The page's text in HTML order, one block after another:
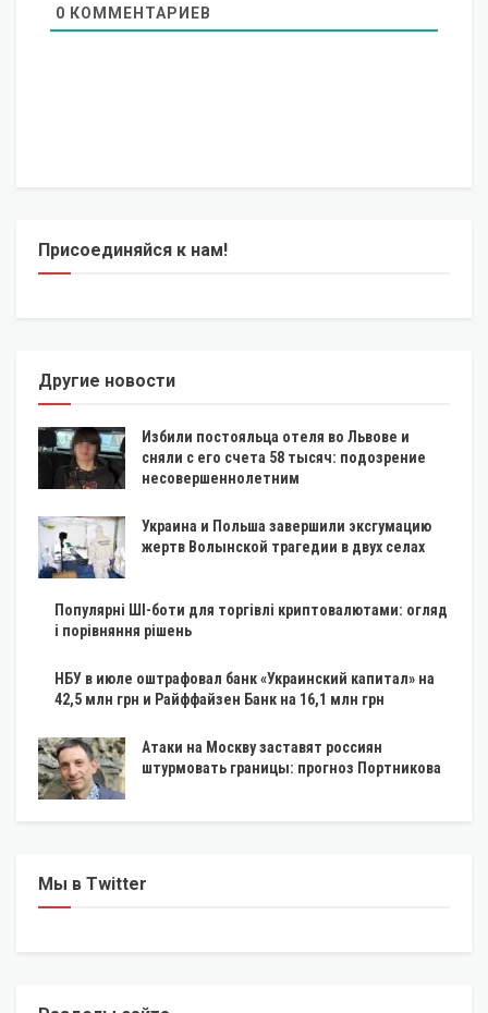
0 КОММЕНТАРИЕВ
Присоединяйся к нам!
Другие новости
Избили постояльца отеля во Львове и
сняли с его счета 58 тысяч: подозрение
несовершеннолетним
Украина и Польша завершили эксгумацию
жертв Волынской трагедии в двух селах
Популярні ШІ-боти для торгівлі криптовалютами: огляд
і порівняння рішень
НБУ в июле оштрафовал банк «Украинский капитал» на
42,5 млн грн и Райффайзен Банк на 16,1 млн грн
Атаки на Москву заставят россиян
штурмовать границы: прогноз Портникова
Мы в Twitter